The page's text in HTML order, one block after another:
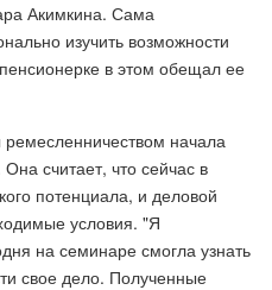
Акимкина. Сама
изучить возможности
в этом обещал ее
начала
считает, что сейчас в
потенциала, и деловой
условия. "Я
на семинаре смогла узнать
свое дело. Полученные